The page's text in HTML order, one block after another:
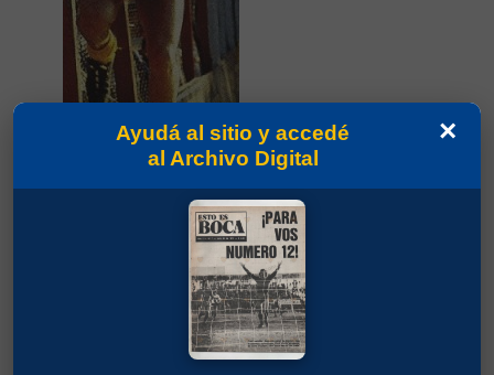
Partidos jugados por Ricardo Alberto Gareca
en Torneo Nacional 1984
López, Carlos Angel
×
Ayudá al sitio y accedé
al Archivo Digital